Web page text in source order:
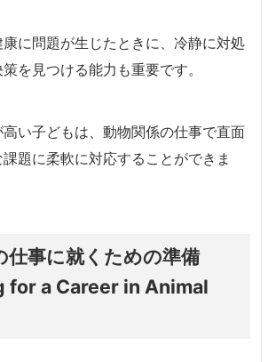
に問題が生じたときに、冷静に対処
を見つける能力も重要です。
い子どもは、動物関係の仕事で直面
題に柔軟に対応することができま
仕事に就くための準備
for a Career in Animal